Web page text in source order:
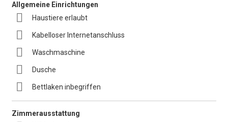
Allgemeine Einrichtungen
Haustiere erlaubt
Kabelloser Internetanschluss
Waschmaschine
Dusche
Bettlaken inbegriffen
Zimmerausstattung